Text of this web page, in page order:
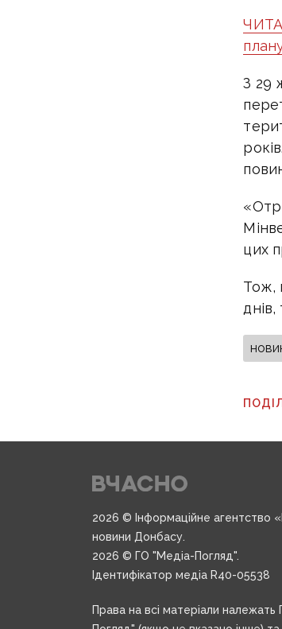
З 29
цих
Тож,
2026 © Інформаційне агентство
новини Донбасу.
2026 © ГО "Медіа-Погляд".
Ідентифікатор медіа R40-05538
Права на всі матеріали належать